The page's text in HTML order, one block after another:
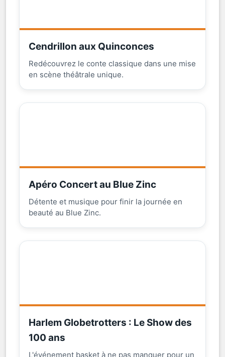
Cendrillon aux Quinconces
Redécouvrez le conte classique dans une mise
en scène théâtrale unique.
Apéro Concert au Blue Zinc
Détente et musique pour finir la journée en
beauté au Blue Zinc.
Harlem Globetrotters : Le Show des
100 ans
L'événement basket à ne pas manquer pour un